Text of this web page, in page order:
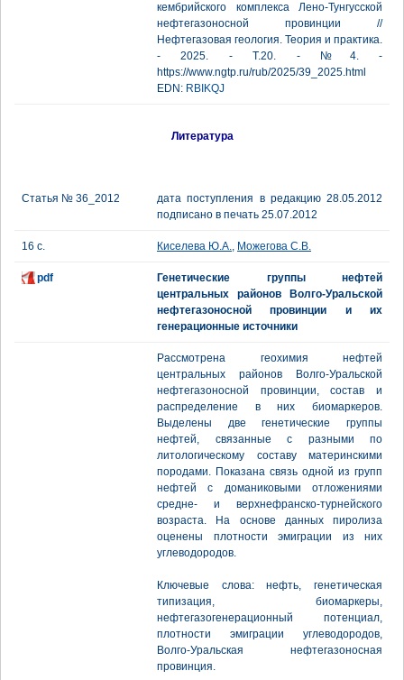
кембрийского комплекса Лено-Тунгусской
нефтегазоносной провинции //
Нефтегазовая геология. Теория и практика.
- 2025. - Т.20. - №4. -
https://www.ngtp.ru/rub/2025/39_2025.html
EDN: RBIKQJ
Литература
Статья № 36_2012
дата поступления в редакцию 28.05.2012
подписано в печать 25.07.2012
16 с. Киселева Ю.А., Можегова С.В.
pdf
Генетические группы нефтей
центральных районов Волго-Уральской
нефтегазоносной провинции и их
генерационные источники
Рассмотрена геохимия нефтей
центральных районов Волго-Уральской
нефтегазоносной провинции, состав и
распределение в них биомаркеров.
Выделены две генетические группы
нефтей, связанные с разными по
литологическому составу материнскими
породами. Показана связь одной из групп
нефтей с доманиковыми отложениями
средне- и верхнефранско-турнейского
возраста. На основе данных пиролиза
оценены плотности эмиграции из них
углеводородов.
Ключевые слова: нефть, генетическая
типизация, биомаркеры,
нефтегазогенерационный потенциал,
плотности эмиграции углеводородов,
Волго-Уральская нефтегазоносная
провинция.